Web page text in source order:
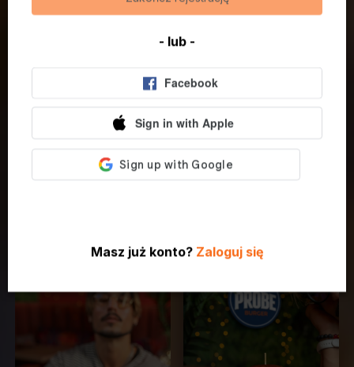
własny charakter i konkretny smak.
Dajemy też wybór. Każdego burgera możesz
na coś lżejszego albo po prostu wolisz inną formę.
Probe Burger to marka dla tych, którzy lubią dobre
burgery bez przypadkowych składników i bez
pójścia na skróty. Ma być soczyście, wyraziście i
po prostu dobrze.
- lub -
Masz już konto? Zaloguj się